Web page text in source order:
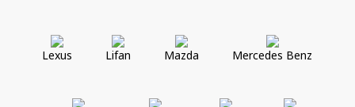
Lexus Lifan Mazda Mercedes Benz